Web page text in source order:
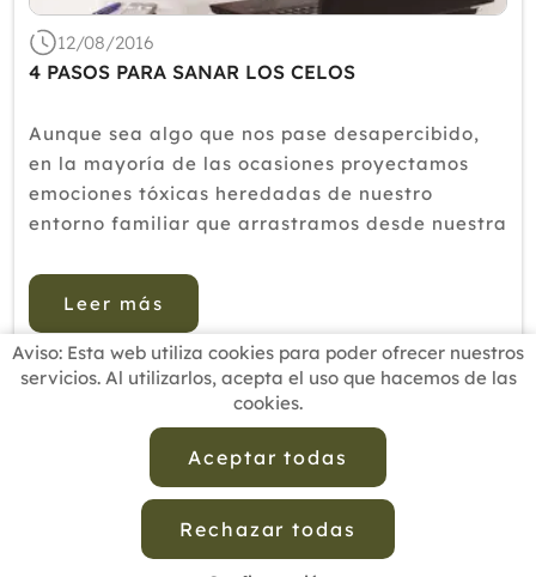
2018
2016
2015
2012
12/08/2016
4 PASOS PARA SANAR LOS CELOS
Aunque sea algo que nos pase desapercibido,
en la mayoría de las ocasiones proyectamos
emociones tóxicas heredadas de nuestro
entorno familiar que arrastramos desde nuestra
nosotros mismos y a los demás.Los celos se
gestan a edad muy temprana, cuando ...
Leer más
Aviso: Esta web utiliza cookies para poder ofrecer nuestros
servicios. Al utilizarlos, acepta el uso que hacemos de las
cookies.
Aceptar todas
Rechazar todas
BUSCADOR PROFESIONALES
ESCUELAS RECOMENDADAS
CONTACTO
Política de Privacidad de Datos
Política de Calidad
Política de Cookies